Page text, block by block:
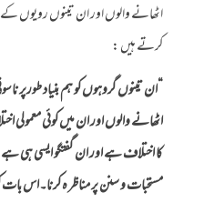
اٹھانے والوں اور ان تینوں رویوں
کرتے ہیں :
“ان تینوں گروہوں کو ہم بنیاد طورپر
اٹھانے والوں اور ان میں کوئی معمولی
کا اختلاف ہے اور ان گفتگو ایسی
مستحبات و سنن پر مناظر ہ کرنا۔اس بات